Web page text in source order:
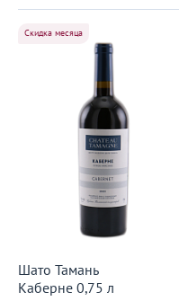
Скидка месяца
Шато Тамань
Каберне 0,75 л